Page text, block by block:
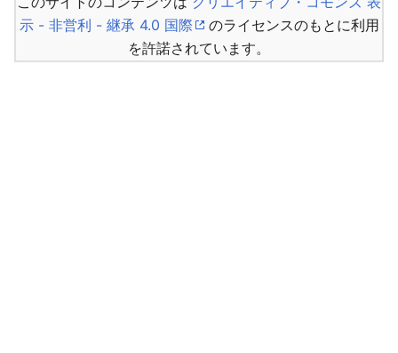
示 - 非営利 - 継承 4.0 国際
のライセンスのもとに利用
を許諾されています。